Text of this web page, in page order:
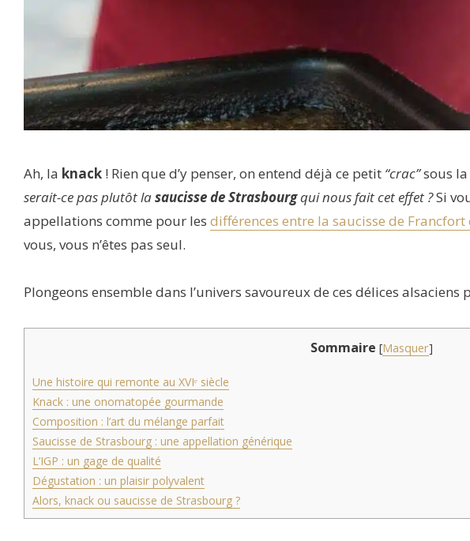
Ah, la knack ! Rien que d’y penser, on entend déjà ce petit “crac”sous la
serait-ce pas plutôt lasaucisse de Strasbourgqui nous fait cet effet ?Si
appellations comme pour les différences entre la saucisse de
vous, vous n’êtes pas seul.
Plongeons ensemble dans l’univers savoureux de ces délices
Sommaire [Masquer]
Une histoire qui remonte au XVIᵉ siècle
Knack : une onomatopée gourmande
Composition : l’art du mélange parfait
Saucisse de Strasbourg : une appellation générique
L’IGP : un gage de qualité
Dégustation : un plaisir polyvalent
Alors, knack ou saucisse de Strasbourg ?